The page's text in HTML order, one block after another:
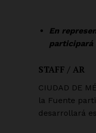
En
participará
STAFF / AR
CIUDAD DE
la Fuente
desarrollará